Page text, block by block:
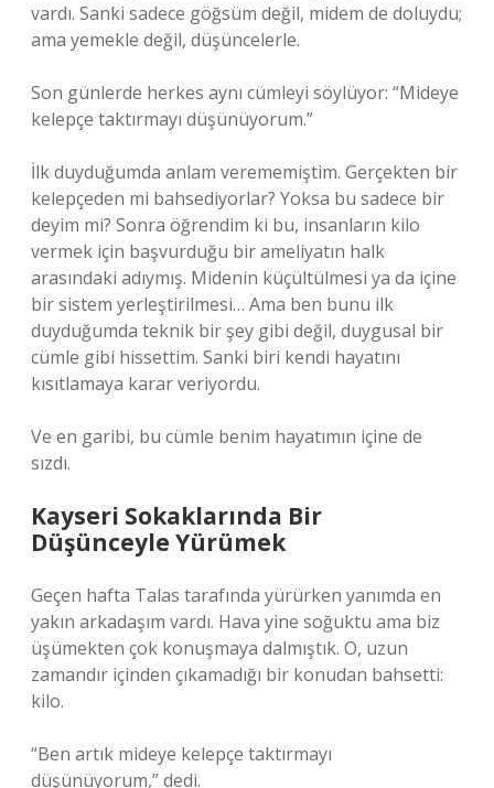
vardı. Sanki sadece göğsüm değil, midem de doluydu;
ama yemekle değil, düşüncelerle.
Son günlerde herkes aynı cümleyi söylüyor: “Mideye
kelepçe taktırmayı düşünüyorum.”
İlk duyduğumda anlam verememiştim. Gerçekten bir
kelepçeden mi bahsediyorlar? Yoksa bu sadece bir
deyim mi? Sonra öğrendim ki bu, insanların kilo
vermek için başvurduğu bir ameliyatın halk
arasındaki adıymış. Midenin küçültülmesi ya da içine
bir sistem yerleştirilmesi… Ama ben bunu ilk
duyduğumda teknik bir şey gibi değil, duygusal bir
cümle gibi hissettim. Sanki biri kendi hayatını
kısıtlamaya karar veriyordu.
Ve en garibi, bu cümle benim hayatımın içine de
sızdı.
Kayseri Sokaklarında Bir
Düşünceyle Yürümek
Geçen hafta Talas tarafında yürürken yanımda en
yakın arkadaşım vardı. Hava yine soğuktu ama biz
üşümekten çok konuşmaya dalmıştık. O, uzun
zamandır içinden çıkamadığı bir konudan bahsetti:
kilo.
“Ben artık mideye kelepçe taktırmayı
düşünüyorum,” dedi.